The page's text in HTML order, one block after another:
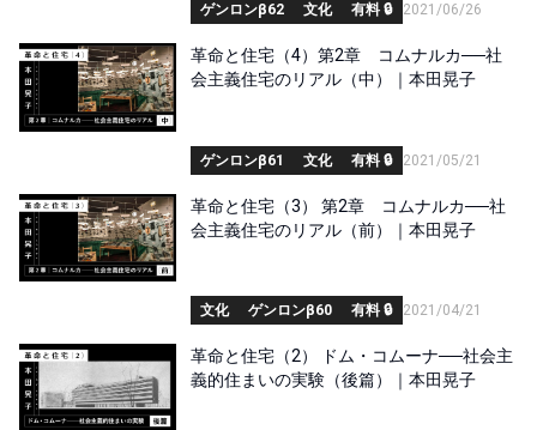
ゲンロンβ62 文化 有料 🔒 2021/06/26
革命と住宅（4）第2章 コムナルカ──社
会主義住宅のリアル（中）｜本田晃子
ゲンロンβ61 文化 有料 🔒 2021/05/21
革命と住宅（3） 第2章 コムナルカ──社
会主義住宅のリアル（前）｜本田晃子
文化 ゲンロンβ60 有料 🔒 2021/04/21
革命と住宅（2） ドム・コムーナ──社会主
義的住まいの実験（後篇）｜本田晃子